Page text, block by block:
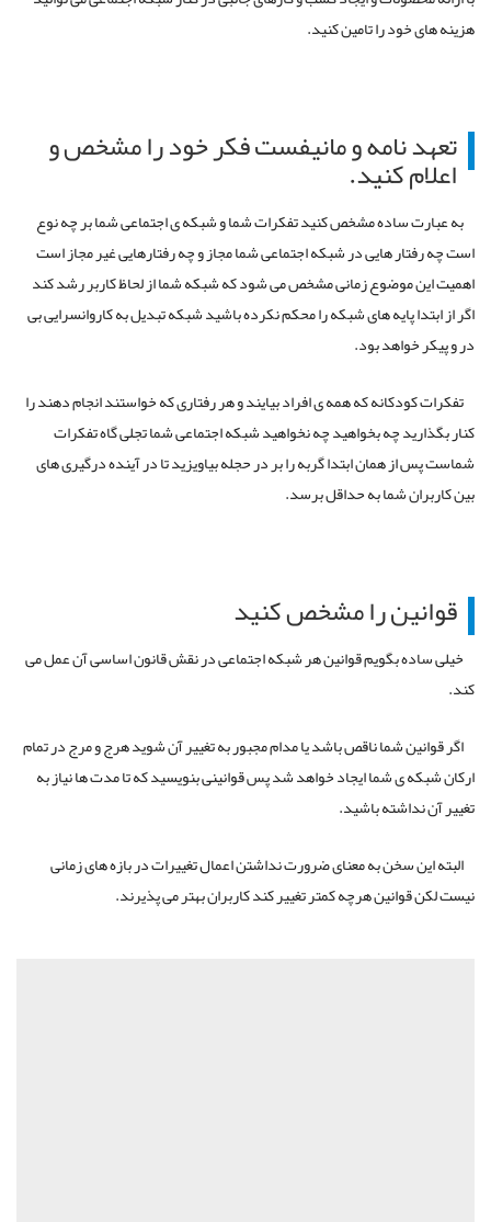
هزینه های خود را تامین کنید.
تعهد نامه و مانیفست فکر خود را مشخص و
اعلام کنید.
به عبارت ساده مشخص کنید تفکرات شما و شبکه ی اجتماعی شما بر چه نوع
است چه رفتار هایی در شبکه اجتماعی شما مجاز و چه رفتارهایی غیر مجاز است
اهمیت این موضوع زمانی مشخص می شود که شبکه شما از لحاظ کاربر رشد کند
اگر از ابتدا پایه های شبکه را محکم نکرده باشید شبکه تبدیل به کاروانسرایی بی
در و پیکر خواهد بود.
تفکرات کودکانه که همه ی افراد بیایند و هر رفتاری که خواستند انجام دهند را
کنار بگذارید چه بخواهید چه نخواهید شبکه اجتماعی شما تجلی گاه تفکرات
شماست پس از همان ابتدا گربه را بر در حجله بیاویزید تا در آینده درگیری های
بین کاربران شما به حداقل برسد.
قوانین را مشخص کنید
خیلی ساده بگویم قوانین هر شبکه اجتماعی در نقش قانون اساسی آن عمل می
کند.
اگر قوانین شما ناقص باشد یا مدام مجبور به تغییر آن شوید هرج و مرج در تمام
ارکان شبکه ی شما ایجاد خواهد شد پس قوانینی بنویسید که تا مدت ها نیاز به
تغییر آن نداشته باشید.
البته این سخن به معنای ضرورت نداشتن اعمال تغییرات در بازه های زمانی
نیست لکن قوانین هرچه کمتر تغییر کند کاربران بهتر می پذیرند.